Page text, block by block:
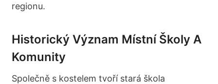
regionu.
Historický Význam Místní Školy A
Komunity
Společně s kostelem tvoří stará škola